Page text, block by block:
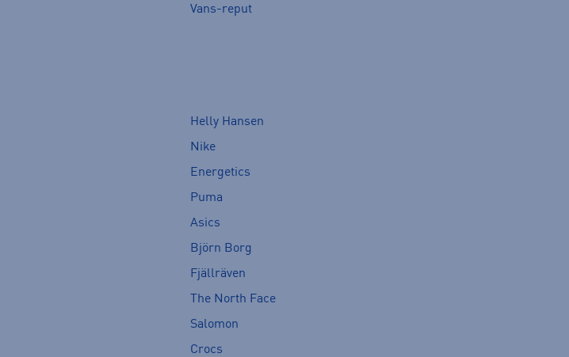
Vans-reput
Helly Hansen
Nike
Energetics
Puma
Asics
Björn Borg
Fjällräven
The North Face
Salomon
Crocs